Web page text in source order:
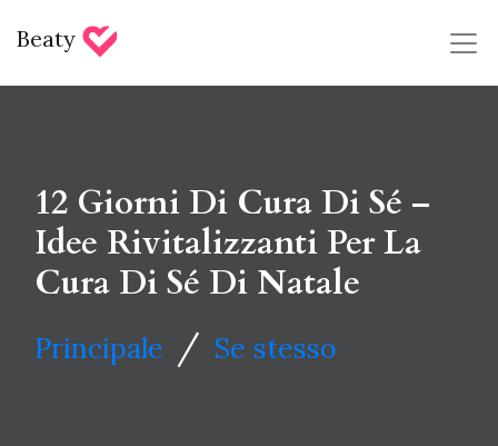
Beaty
12 Giorni Di Cura Di Sé –
Idee Rivitalizzanti Per La
Cura Di Sé Di Natale
Principale / Se stesso